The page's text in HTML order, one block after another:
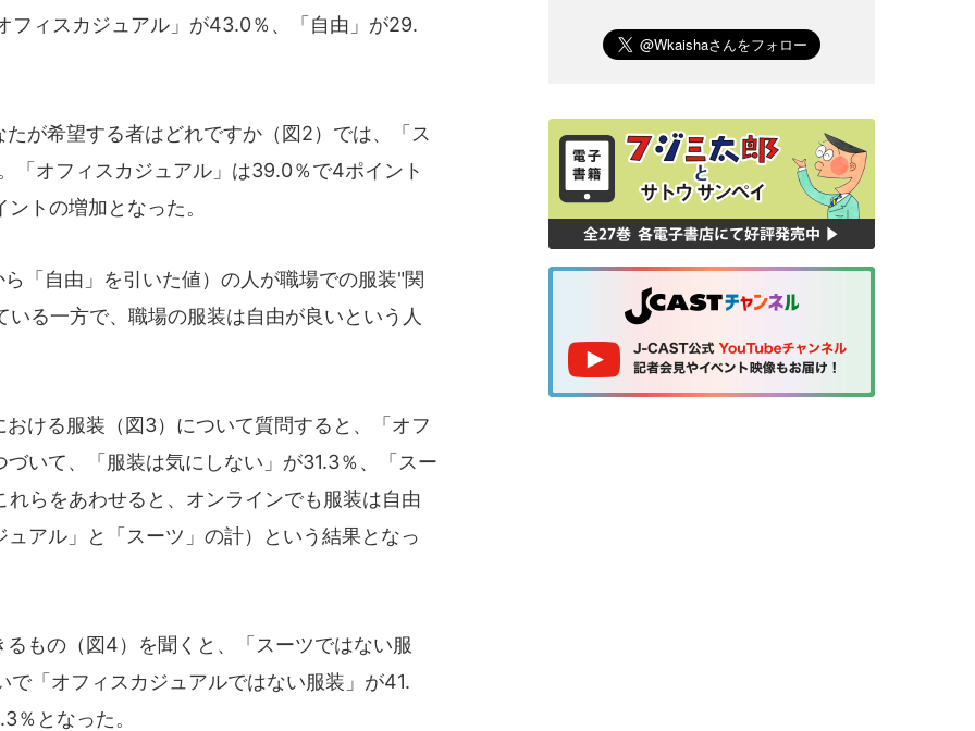
フィスカジュアル」が43.0％、「自由」が29.
が希望する者はどれですか（図2）では、「ス
「オフィスカジュアル」は39.0％で4ポイント
トの増加となった。
「自由」を引いた値）の人が職場での服装"関
る一方で、職場の服装は自由が良いという人
ける服装（図3）について質問すると、「オフ
いて、「服装は気にしない」が31.3％、「スー
らをあわせると、オンラインでも服装は自由
アル」と「スーツ」の計）という結果となっ
もの（図4）を聞くと、「スーツではない服
「オフィスカジュアルではない服装」が41.
％となった。